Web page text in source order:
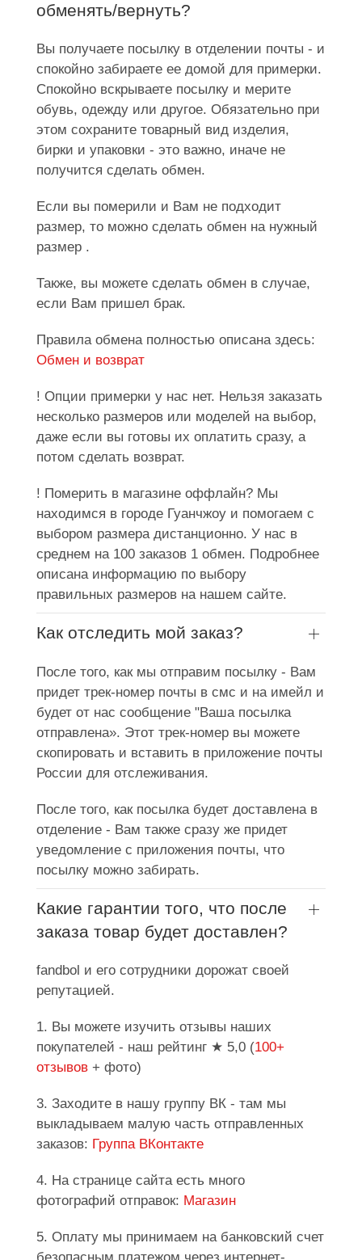
обменять/вернуть?
Вы получаете посылку в отделении почты - и
спокойно забираете ее домой для примерки.
Спокойно вскрываете посылку и мерите
обувь, одежду или другое. Обязательно при
этом сохраните товарный вид изделия,
бирки и упаковки - это важно, иначе не
получится сделать обмен.
Если вы померили и Вам не подходит
размер, то можно сделать обмен на нужный
размер .
Также, вы можете сделать обмен в случае,
если Вам пришел брак.
Правила обмена полностью описана здесь:
Обмен и возврат
! Опции примерки у нас нет. Нельзя заказать
несколько размеров или моделей на выбор,
даже если вы готовы их оплатить сразу, а
потом сделать возврат.
! Померить в магазине оффлайн? Мы
находимся в городе Гуанчжоу и помогаем с
выбором размера дистанционно. У нас в
среднем на 100 заказов 1 обмен. Подробнее
описана информацию по выбору
правильных размеров на нашем сайте.
Как отследить мой заказ?
После того, как мы отправим посылку - Вам
придет трек-номер почты в смс и на имейл и
будет от нас сообщение "Ваша посылка
отправлена». Этот трек-номер вы можете
скопировать и вставить в приложение почты
России для отслеживания.
После того, как посылка будет доставлена в
отделение - Вам также сразу же придет
уведомление с приложения почты, что
посылку можно забирать.
Какие гарантии того, что после
заказа товар будет доставлен?
fandbol и его сотрудники дорожат своей
репутацией.
1. Вы можете изучить отзывы наших
покупателей - наш рейтинг ★ 5,0 (100+
отзывов + фото)
3. Заходите в нашу группу ВК - там мы
выкладываем малую часть отправленных
заказов: Группа ВКонтакте
4. На странице сайта есть много
фотографий отправок: Магазин
5. Оплату мы принимаем на банковский счет